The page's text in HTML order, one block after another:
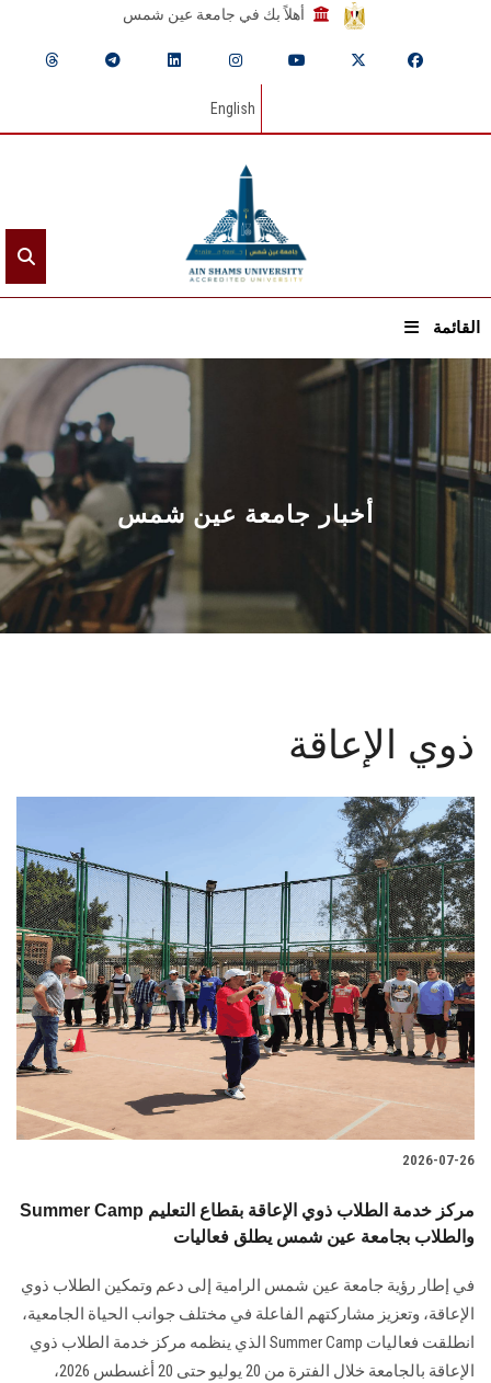
أهلاً بك في جامعة عين شمس
English
القائمة
الرئيسيـة
عن الجامعة
القطاعـات
الشئون الأكاديمية
البحث العلمي
الإعلام
تواصل معنا
الطلاب
هيئة التدريس
الدراسات العليا
الزائـرون
سجل الان
أخبار جامعة عين شمس
ذوي الإعاقة
2026-07-26
Summer Camp مركز خدمة الطلاب ذوي الإعاقة بقطاع التعليم
والطلاب بجامعة عين شمس يطلق فعاليات
في إطار رؤية جامعة عين شمس الرامية إلى دعم وتمكين الطلاب ذوي
الإعاقة، وتعزيز مشاركتهم الفاعلة في مختلف جوانب الحياة الجامعية،
انطلقت فعاليات Summer Camp الذي ينظمه مركز خدمة الطلاب ذوي
الإعاقة بالجامعة خلال الفترة من 20 يوليو حتى 20 أغسطس 2026،